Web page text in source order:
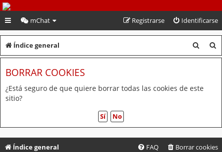
PeruVoley.com
mChat Identificarse
Registrarse
Índice general
u
u
c
BORRAR COOKIES
¿Está seguro de que quiere borrar todas las cookies de este
sitio?
Índice general Borrar cookies
FAQ